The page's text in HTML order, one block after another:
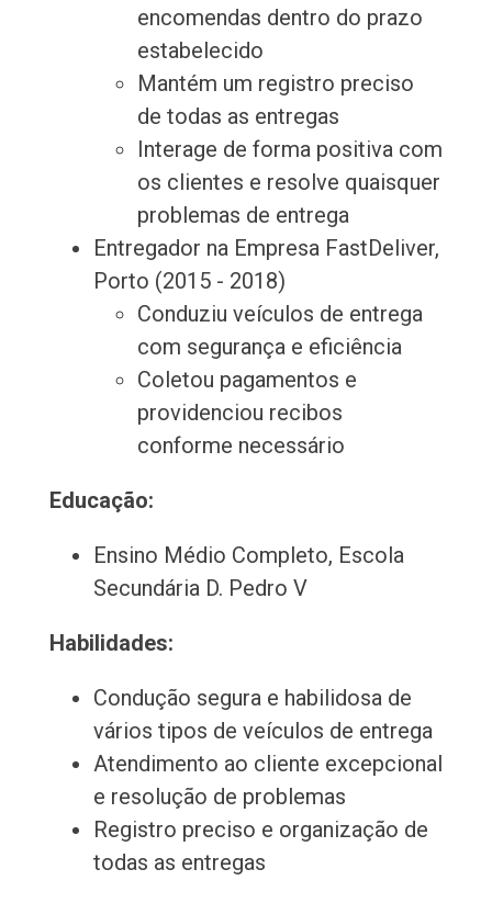
encomendas dentro do prazo
estabelecido
Mantém um registro preciso
de todas as entregas
Interage de forma positiva com
os clientes e resolve quaisquer
problemas de entrega
Entregador na Empresa FastDeliver,
Porto (2015 - 2018)
Conduziu veículos de entrega
com segurança e eficiência
Coletou pagamentos e
providenciou recibos
conforme necessário
Educação:
Ensino Médio Completo, Escola
Secundária D. Pedro V
Habilidades:
Condução segura e habilidosa de
vários tipos de veículos de entrega
Atendimento ao cliente excepcional
e resolução de problemas
Registro preciso e organização de
todas as entregas